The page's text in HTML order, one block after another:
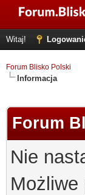
Witaj!
Forum Blisko Polski
Informacja
Forum
Nie